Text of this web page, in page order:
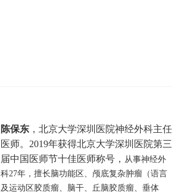
陈保东 ，北京大学深圳医院神经外科主任
医师。2019年获得北京大学深圳医院第三
届中国医师节十佳医师称号， 从事神经外
科27年，擅长脑功能区、颅底复杂肿瘤（语言
及运动区胶质瘤、脑干、丘脑胶质瘤、垂体